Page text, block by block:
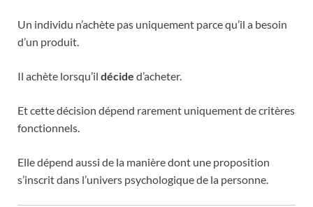
Un individu n’achète pas uniquement parce qu’il a besoin
d’un produit.
Il achète lorsqu’il décide d’acheter.
Et cette décision dépend rarement uniquement de critères
fonctionnels.
Elle dépend aussi de la manière dont une proposition
s’inscrit dans l’univers psychologique de la personne.